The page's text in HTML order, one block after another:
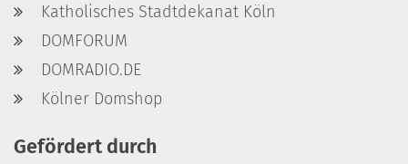
Katholisches Stadtdekanat Köln
DOMFORUM
DOMRADIO.DE
Kölner Domshop
Gefördert durch